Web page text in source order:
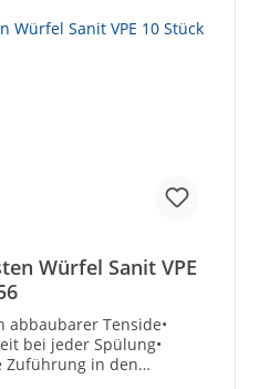
Würfel Sanit VPE
abbaubarer Tenside•
bei jeder Spülung•
Zuführung in den